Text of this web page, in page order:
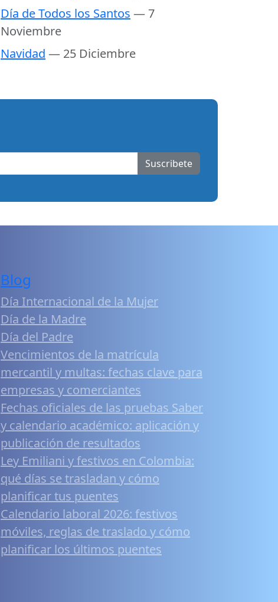
Día de Todos los Santos — 7
Noviembre
Navidad — 25 Diciembre
Suscribete
Blog
Día Internacional de la Mujer
Día de la Madre
Día del Padre
Vencimientos de la matrícula
mercantil y multas: fechas clave para
empresas y comerciantes
Fechas oficiales de las pruebas Saber
y calendario académico: aplicación y
publicación de resultados
Ley Emiliani y festivos en Colombia:
qué días se trasladan y cómo
planificar tus puentes
Calendario laboral 2026: festivos
móviles, reglas de traslado y cómo
planificar los últimos puentes